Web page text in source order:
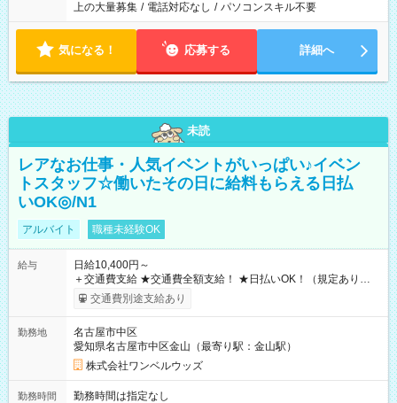
上の大量募集 / 電話対応なし / パソコンスキル不要
気になる！ 応募する 詳細へ
未読
レアなお仕事・人気イベントがいっぱい♪イベン
トスタッフ☆働いたその日に給料もらえる日払
いOK◎/N1
アルバイト 職種未経験OK
給与
日給10,400円～
＋交通費支給 ★交通費全額支給！ ★日払いOK！（規定あり） ┗
働いたその日に現金GET♪ お仕事後はコンビニATMから 日払
交通費別途支給あり
勤務地
名古屋市中区
愛知県名古屋市中区金山（最寄り駅：金山駅）
株式会社ワンベルウッズ
勤務時間
勤務時間は指定なし